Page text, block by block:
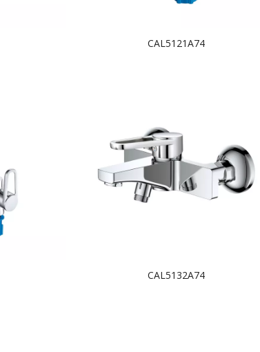
CAL5121A74
CAL5132A74